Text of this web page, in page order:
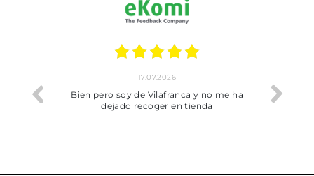
trobat
17.07.2026
Bien pero soy de Vilafranca y no me ha
dejado recoger en tienda